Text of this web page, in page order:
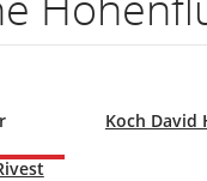
geplanten
Koch David